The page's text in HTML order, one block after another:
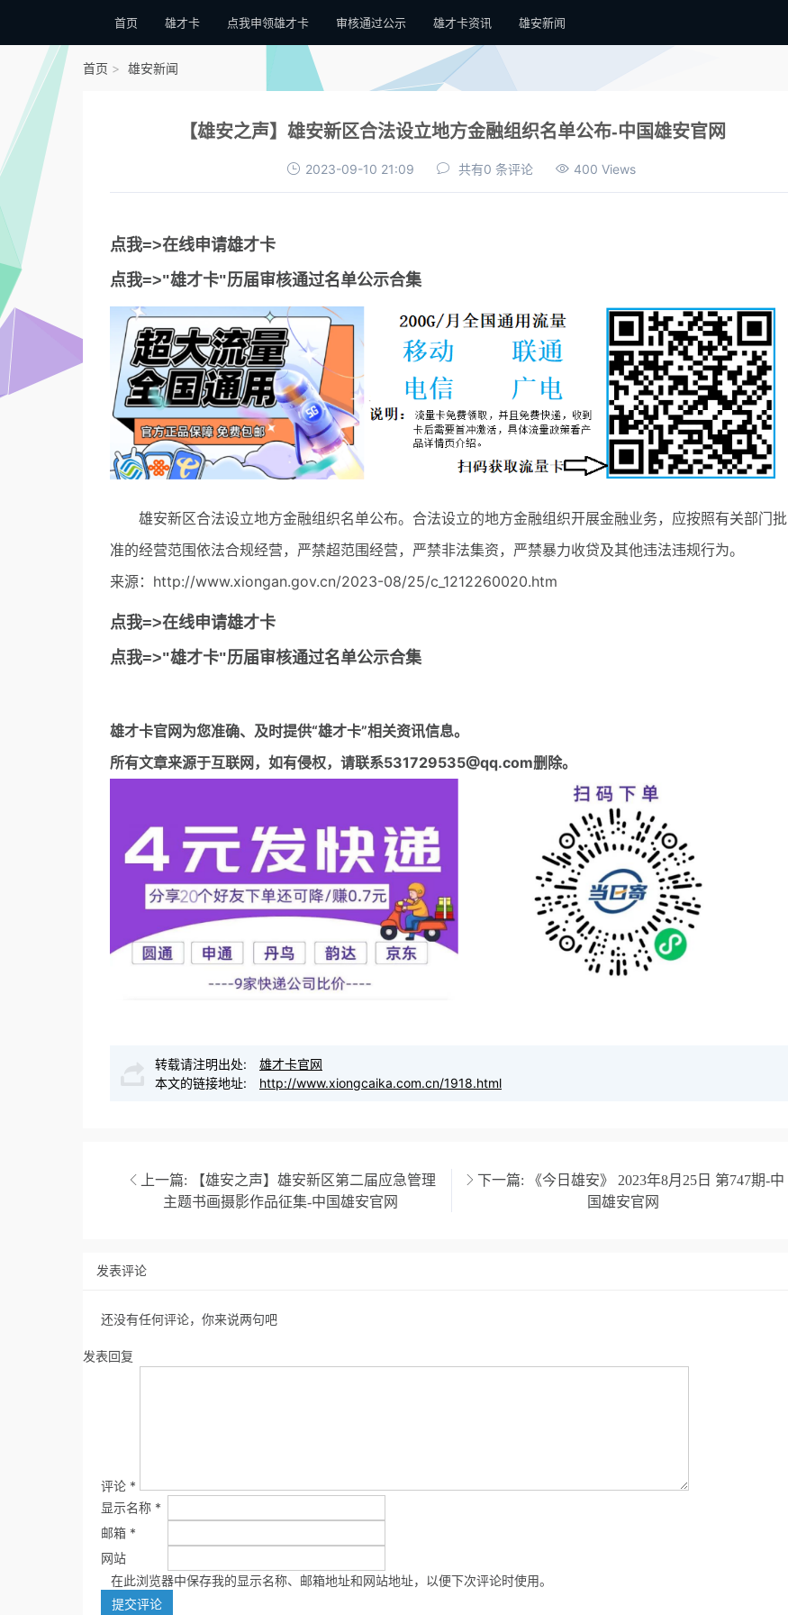
首页 雄才卡 点我申领雄才卡 审核通过公示 雄才卡资讯 雄安新闻
首页 雄安新闻
【雄安之声】雄安新区合法设立地方金融组织名单公布-中国雄安官网
2023-09-10 21:09 共有0 条评论 400 Views
点我=>在线申请雄才卡
点我=>"雄才卡"历届审核通过名单公示合集
雄安新区合法设立地方金融组织名单公布。合法设立的地方金融组织开展金融业务，应按照有关部门批
准的经营范围依法合规经营，严禁超范围经营，严禁非法集资，严禁暴力收贷及其他违法违规行为。
来源：http://www.xiongan.gov.cn/2023-08/25/c_1212260020.htm
点我=>在线申请雄才卡
点我=>"雄才卡"历届审核通过名单公示合集
雄才卡官网为您准确、及时提供“雄才卡”相关资讯信息。
所有文章来源于互联网，如有侵权，请联系531729535@qq.com删除。
转载请注明出处:
雄才卡官网
本文的链接地址:
http://www.xiongcaika.com.cn/1918.html
上一篇:
【雄安之声】雄安新区第二届应急管理
主题书画摄影作品征集-中国雄安官网
下一篇:
《今日雄安》 2023年8月25日 第747期-中
国雄安官网
发表评论
还没有任何评论，你来说两句吧
发表回复
评论 *
显示名称 *
邮箱 *
网站
在此浏览器中保存我的显示名称、邮箱地址和网站地址，以便下次评论时使用。